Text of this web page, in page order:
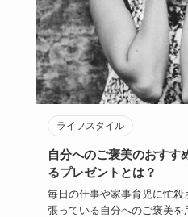
ライフスタイル
自分へのご褒美のおすす
るプレゼントとは？
毎日の仕事や家事育児に忙
張っている自分へのご褒美を